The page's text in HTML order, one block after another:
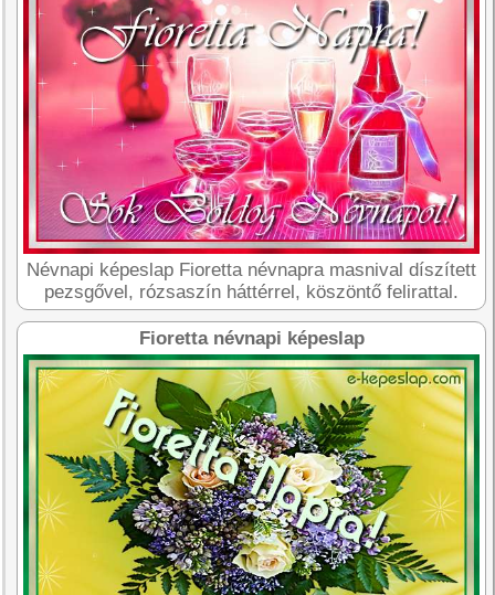
Névnapi képeslap Fioretta névnapra masnival díszített
pezsgővel, rózsaszín háttérrel, köszöntő felirattal.
Fioretta névnapi képeslap